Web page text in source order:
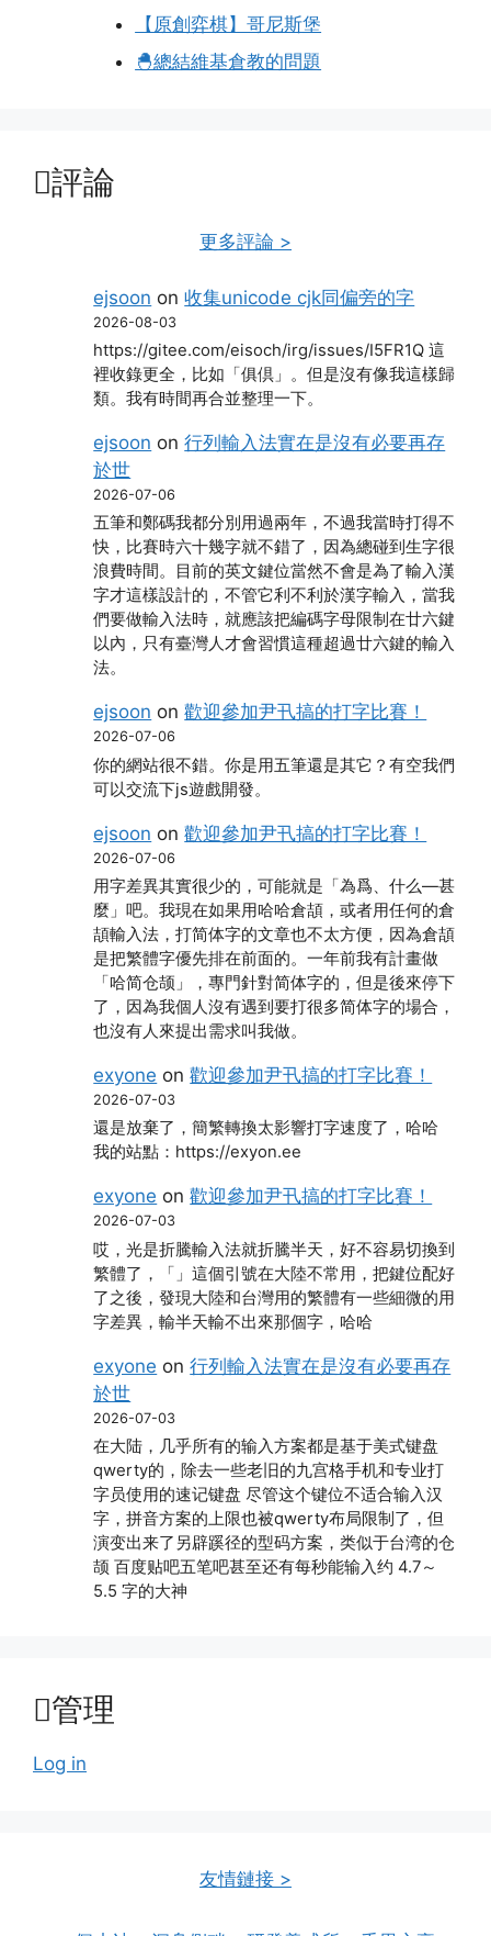
【原創弈棋】哥尼斯堡
🐣總結維基倉教的問題
評論
更多評論 >
ejsoon on收集unicode cjk同偏旁的字
2026-08-03
https://gitee.com/eisoch/irg/issues/I5FR1Q 這
裡收錄更全，比如「俱倶」。但是沒有像我這樣歸
類。我有時間再合並整理一下。
ejsoon on行列輸入法實在是沒有必要再存
於世
2026-07-06
五筆和鄭碼我都分別用過兩年，不過我當時打得不
快，比賽時六十幾字就不錯了，因為總碰到生字很
浪費時間。目前的英文鍵位當然不會是為了輸入漢
字才這樣設計的，不管它利不利於漢字輸入，當我
們要做輸入法時，就應該把編碼字母限制在廿六鍵
以內，只有臺灣人才會習慣這種超過廿六鍵的輸入
法。
ejsoon on歡迎參加尹卂搞的打字比賽！
2026-07-06
你的網站很不錯。你是用五筆還是其它？有空我們
可以交流下js遊戲開發。
ejsoon on歡迎參加尹卂搞的打字比賽！
2026-07-06
用字差異其實很少的，可能就是「為爲、什么―甚
麼」吧。我現在如果用哈哈倉頡，或者用任何的倉
頡輸入法，打简体字的文章也不太方便，因為倉頡
是把繁體字優先排在前面的。一年前我有計畫做
「哈简仓颉」，專門針對简体字的，但是後來停下
了，因為我個人沒有遇到要打很多简体字的場合，
也沒有人來提出需求叫我做。
exyone on歡迎參加尹卂搞的打字比賽！
2026-07-03
還是放棄了，簡繁轉換太影響打字速度了，哈哈
我的站點：https://exyon.ee
exyone on歡迎參加尹卂搞的打字比賽！
2026-07-03
哎，光是折騰輸入法就折騰半天，好不容易切換到
繁體了，「」這個引號在大陸不常用，把鍵位配好
了之後，發現大陸和台灣用的繁體有一些細微的用
字差異，輸半天輸不出來那個字，哈哈
exyone on行列輸入法實在是沒有必要再存
於世
2026-07-03
在大陆，几乎所有的输入方案都是基于美式键盘
qwerty的，除去一些老旧的九宫格手机和专业打
字员使用的速记键盘 尽管这个键位不适合输入汉
字，拼音方案的上限也被qwerty布局限制了，但
演变出来了另辟蹊径的型码方案，类似于台湾的仓
颉 百度贴吧五笔吧甚至还有每秒能输入约 4.7～
5.5 字的大神
管理
Log in
友情鏈接 >